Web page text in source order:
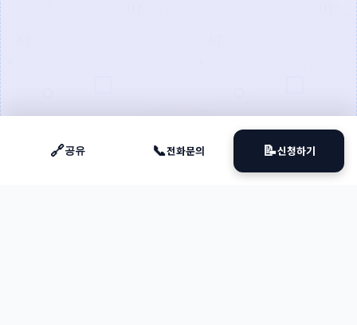
🔗공유 📞전화문의 📝신청하기